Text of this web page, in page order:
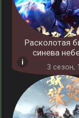
Расколотая
синева
3 cезон,